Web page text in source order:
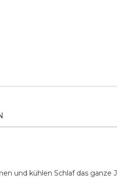
und kühlen Schlaf das ganze